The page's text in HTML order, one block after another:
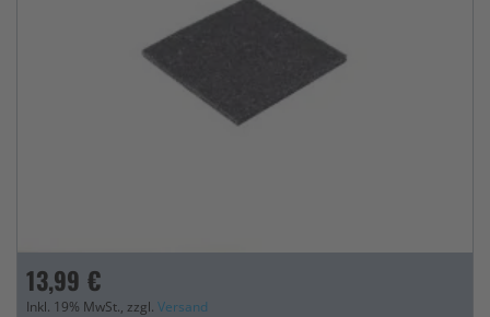
13,99 €
Inkl. 19% MwSt., zzgl. Versand